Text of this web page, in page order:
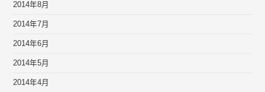
2014年8月
2014年7月
2014年6月
2014年5月
2014年4月